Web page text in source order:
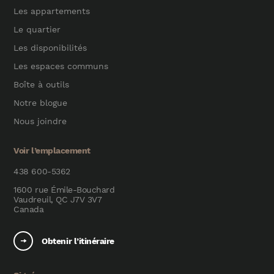
Les appartements
Le quartier
Les disponibilités
Les espaces communs
Boîte à outils
Notre blogue
Nous joindre
Voir l’emplacement
438 600-5362
1600 rue Émile-Bouchard
Vaudreuil, QC J7V 3V7
Canada
Obtenir l’itinéraire